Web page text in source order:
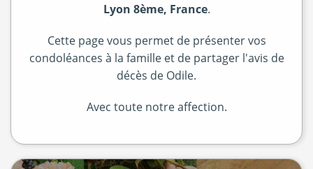
Lyon 8ème, France.
Cette page vous permet de présenter vos
condoléances à la famille et de partager l'avis de
décès de Odile.
Avec toute notre affection.